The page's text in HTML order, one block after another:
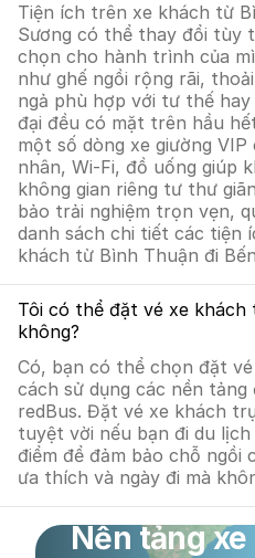
Tiện ích trên xe khách từ
Sương có thể thay đổi tùy
chọn cho hành trình của
như ghế ngồi rộng rãi,
ngả phù hợp với tư thế
đại đều có mặt trên hầu
một số dòng xe giường
nhân, Wi-Fi, đồ uống giúp
không gian riêng tư thư
bảo trải nghiệm trọn vẹn,
danh sách chi tiết các tiện
khách từ Bình Thuận đi
Tôi có thể đặt vé xe
không?
Có, bạn có thể chọn đặt
cách sử dụng các nền
redBus. Đặt vé xe khách
tuyệt vời nếu bạn đi du
điểm để đảm bảo chỗ ngồi
ưa thích và ngày đi mà
Nền tảng